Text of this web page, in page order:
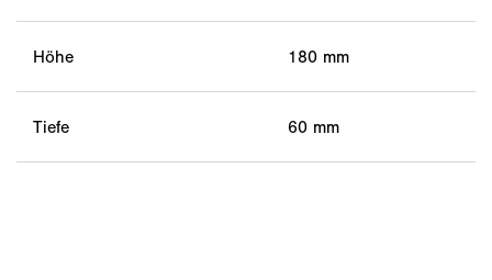
Höhe 180 mm
Tiefe 60 mm